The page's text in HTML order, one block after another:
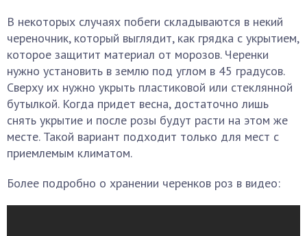
В некоторых случаях побеги складываются в некий
череночник, который выглядит, как грядка с укрытием,
которое защитит материал от морозов. Черенки
нужно установить в землю под углом в 45 градусов.
Сверху их нужно укрыть пластиковой или стеклянной
бутылкой. Когда придет весна, достаточно лишь
снять укрытие и после розы будут расти на этом же
месте. Такой вариант подходит только для мест с
приемлемым климатом.
Более подробно о хранении черенков роз в видео: